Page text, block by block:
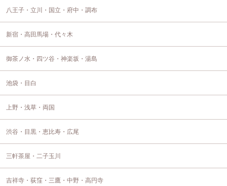
八王子・立川・国立・府中・調布
新宿・高田馬場・代々木
御茶ノ水・四ツ谷・神楽坂・湯島
池袋・目白
上野・浅草・両国
渋谷・目黒・恵比寿・広尾
三軒茶屋・二子玉川
吉祥寺・荻窪・三鷹・中野・高円寺